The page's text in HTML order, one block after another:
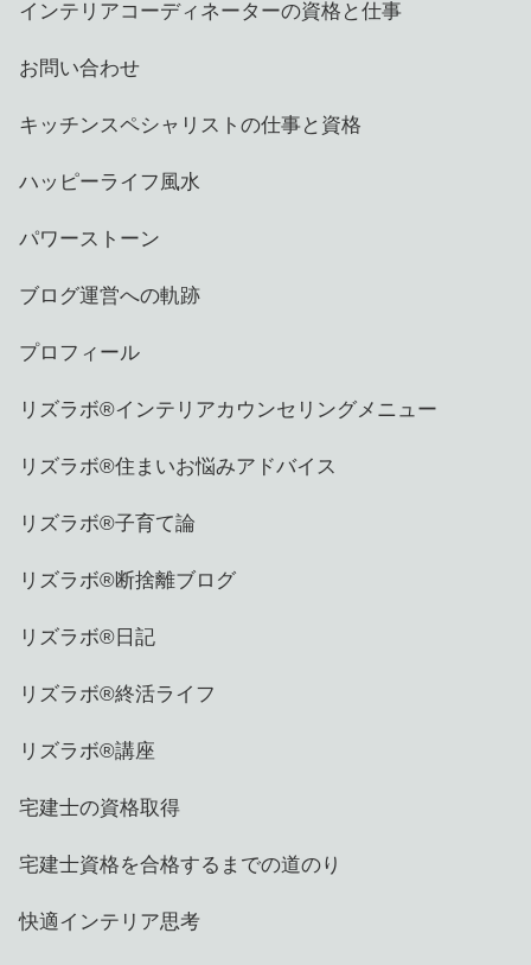
インテリアコーディネーターの資格と仕事
お問い合わせ
キッチンスペシャリストの仕事と資格
ハッピーライフ風水
パワーストーン
ブログ運営への軌跡
プロフィール
リズラボ®️インテリアカウンセリングメニュー
リズラボ®️住まいお悩みアドバイス
リズラボ®️子育て論
リズラボ®️断捨離ブログ
リズラボ®️日記
リズラボ®️終活ライフ
リズラボ®️講座
宅建士の資格取得
宅建士資格を合格するまでの道のり
快適インテリア思考